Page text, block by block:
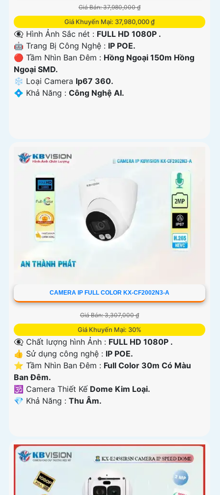
Giá Bán: 37,980,000 ₫
Giá Khuyến Mại: 37,980,000 ₫
👁️‍🗨 Hình Ảnh Sắc nét : FULL HD 1080P .
🤖️ Trang Bị Công Nghệ : IP POE.
🔴 Tầm Nhìn Ban Đêm : Hồng Ngoại 150m Hồng
Ngoại SMD.
❄ Loại Camera Ip67 360.
️💠 Khả Năng : Công Nghệ AI.
CAMERA IP FULL COLOR KX-CF2002N3-A
Giá Bán: 3,307,000 ₫
Giá Khuyến Mại: 30%
👁️‍🗨 Chất lượng hình Ảnh : FULL HD 1080P .
👍 Sử dụng công nghệ : IP POE.
⭐ Tầm Nhìn Ban Đêm : Full Color 30m Có Màu
Ban Đêm.
🕉️ Camera Thiết Kế Dome Kim Loại.
️💎 Khả Năng : Thu Âm.